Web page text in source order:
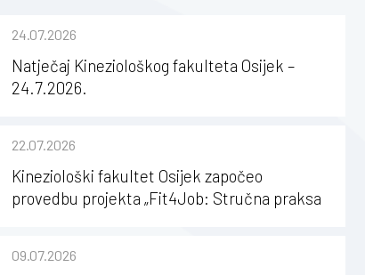
24.07.2026
Natječaj Kineziološkog fakulteta Osijek –
24.7.2026.
22.07.2026
Kineziološki fakultet Osijek započeo
provedbu projekta „Fit4Job: Stručna praksa
09.07.2026